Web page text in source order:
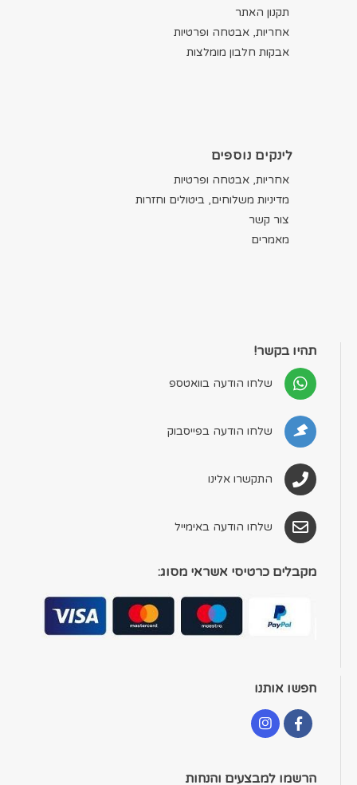
תקנון האתר
אחריות, אבטחה ופרטיות
אבקות חלבון מומלצות
לינקים נוספים
אחריות, אבטחה ופרטיות
מדיניות משלוחים, ביטולים וחזרות
צור קשר
מאמרים
תהיו בקשר!
שלחו הודעה בוואטספ
שלחו הודעה בפייסבוק
התקשרו אלינו
שלחו הודעה באימייל
מקבלים כרטיסי אשראי מסוג:
חפשו אותנו
הרשמו למבצעים והנחות